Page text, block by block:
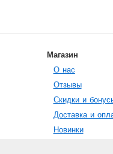
Магазин
О нас
Отзывы
Скидки и
Доставка и
Новинки